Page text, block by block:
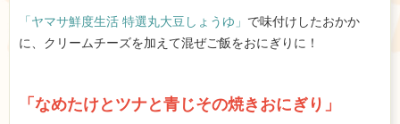
「ヤマサ鮮度生活 特選丸大豆しょうゆ」 で味付けしたおかか
に、クリームチーズを加えて混ぜご飯をおにぎりに！
「なめたけとツナと青じその焼きおにぎり」